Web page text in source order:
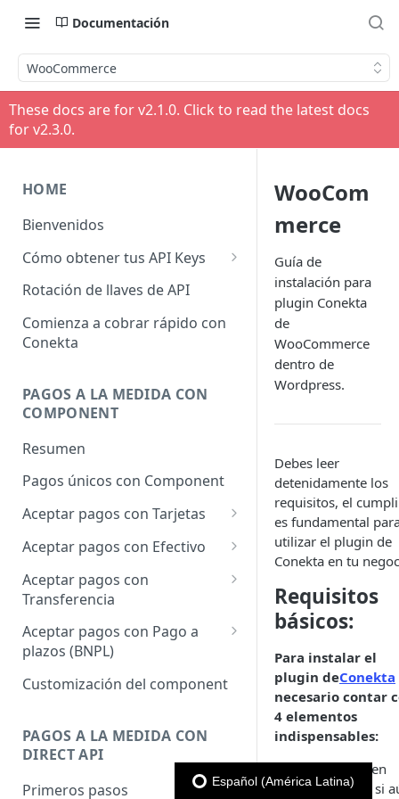
Documentación
WooCommerce
These docs are for v2.1.0. Click to read the latest docs
for v2.3.0.
HOME
Bienvenidos
Cómo obtener tus API Keys
API Keys Producción
API Keys Pruebas
API Keys otros Negocios
Rotación de llaves de API
Comienza a cobrar rápido con
Conekta
PAGOS A LA MEDIDA CON
COMPONENT
Resumen
Pagos únicos con Component
Aceptar pagos con Tarjetas
Cargo único
Cargo a Meses Sin Intereses
Cargo bajo demanda
Aceptar pagos con Efectivo
Cargo único
Aceptar pagos con
Transferencia
Cargo único
Aceptar pagos con Pago a
plazos (BNPL)
Cargo único
Customización del component
PAGOS A LA MEDIDA CON
DIRECT API
Primeros pasos
WooCom
merce
Guía de
instalación para
plugin Conekta
de
WooCommerce
dentro de
Wordpress.
Debes leer
detenidamente los
requisitos, el
es fundamental
utilizar el plugin de
Conekta en tu
Requisitos
básicos:
Para instalar el
plugin deConekta
necesario contar
4 elementos
indispensables:
Una tienda en
WordPress, si
Español (América Latina)